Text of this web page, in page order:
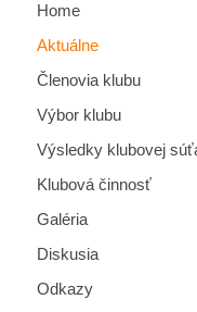
Home
Aktuálne
Členovia klubu
Výbor klubu
Výsledky klubovej
Klubová činnosť
Galéria
Diskusia
Odkazy